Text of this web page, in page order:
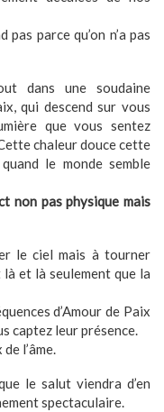
parce qu’on n’a pas
dans une soudaine
qui descend sur vous
que vous sentez
chaleur douce cette
le monde semble
non pas physique mais
le ciel mais à tourner
et là seulement que la
d’Amour de Paix
captez leur présence.
l’âme.
le salut viendra d’en
spectaculaire.